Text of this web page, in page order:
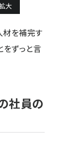
材を補完す
をずっと言
社員の